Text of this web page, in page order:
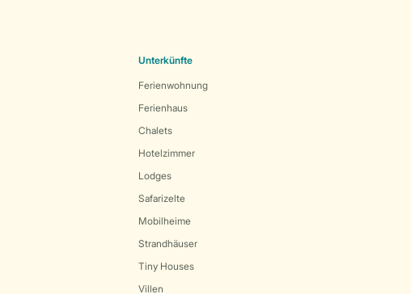
Unterkünfte
Ferienwohnung
Ferienhaus
Chalets
Hotelzimmer
Lodges
Safarizelte
Mobilheime
Strandhäuser
Tiny Houses
Villen